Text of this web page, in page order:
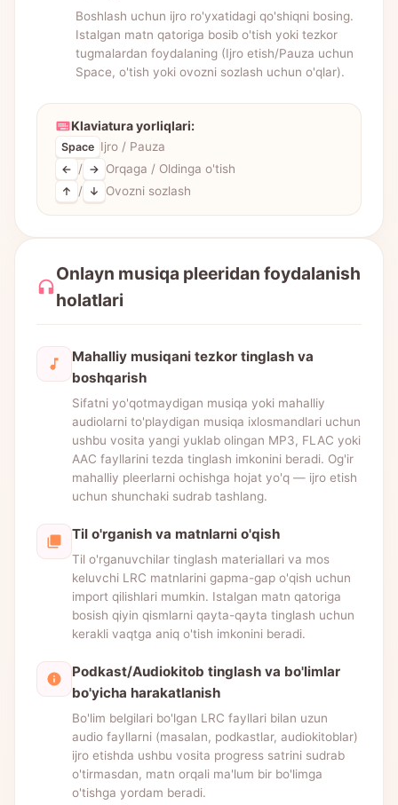
Boshlash uchun ijro ro'yxatidagi qo'shiqni bosing.
Istalgan matn qatoriga bosib o'tish yoki tezkor
tugmalardan foydalaning (Ijro etish/Pauza uchun
Space, o'tish yoki ovozni sozlash uchun o'qlar).
Klaviatura yorliqlari:
Space Ijro / Pauza
← / → Orqaga / Oldinga o'tish
↑ / ↓ Ovozni sozlash
Onlayn musiqa pleeridan foydalanish
holatlari
Mahalliy musiqani tezkor tinglash va
boshqarish
Sifatni yo'qotmaydigan musiqa yoki mahalliy
audiolarni to'playdigan musiqa ixlosmandlari uchun
ushbu vosita yangi yuklab olingan MP3, FLAC yoki
AAC fayllarini tezda tinglash imkonini beradi. Og'ir
mahalliy pleerlarni ochishga hojat yo'q — ijro etish
uchun shunchaki sudrab tashlang.
Til o'rganish va matnlarni o'qish
Til o'rganuvchilar tinglash materiallari va mos
keluvchi LRC matnlarini gapma-gap o'qish uchun
import qilishlari mumkin. Istalgan matn qatoriga
bosish qiyin qismlarni qayta-qayta tinglash uchun
kerakli vaqtga aniq o'tish imkonini beradi.
Podkast/Audiokitob tinglash va bo'limlar
bo'yicha harakatlanish
Bo'lim belgilari bo'lgan LRC fayllari bilan uzun
audio fayllarni (masalan, podkastlar, audiokitoblar)
ijro etishda ushbu vosita progress satrini sudrab
o'tirmasdan, matn orqali ma'lum bir bo'limga
o'tishga yordam beradi.